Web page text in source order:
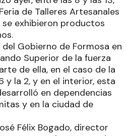
de Talleres Artesanales
exhibieron productos
Gobierno de Formosa en
Superior de la fuerza
de ella, en el caso de la
y la 2, y en el interior, esta
en dependencias
y en la ciudad de
Félix Bogado, director